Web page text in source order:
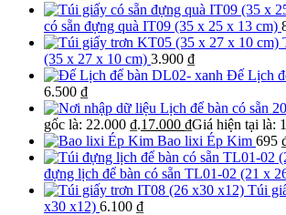
có sẵn đựng quà IT09 (35 x 25 x 13 cm)
(35 x 27 x 10 cm) 3.900 ₫
Đế Lịch
6.500 ₫
Lịch để bàn có sẵn
gốc là: 22.000 ₫.17.000 ₫Giá hiện tại là:
Bao lixi Ép Kim 695
đựng lịch để bàn có sẵn TL01-02 (21 x
Túi
x30 x12) 6.100 ₫